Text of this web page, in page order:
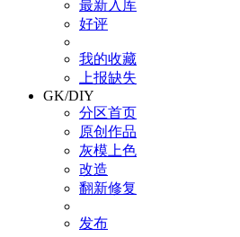
最新入库
好评
我的收藏
上报缺失
GK/DIY
分区首页
原创作品
灰模上色
改造
翻新修复
发布